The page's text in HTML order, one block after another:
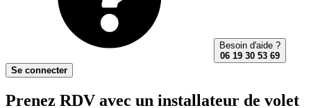
Besoin d'aide ?
06 19 30 53 69
Se connecter
Prenez RDV avec un installateur de volet